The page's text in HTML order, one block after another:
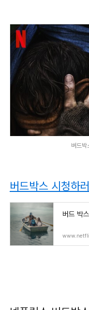
버드박
버드박스 시청하
버드 박